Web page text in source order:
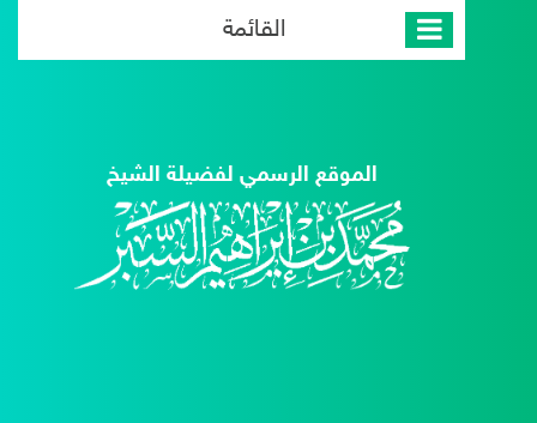
القائمة
الموقع الرسمي لفضيلة الشيخ